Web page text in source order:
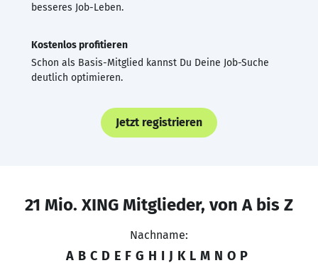
besseres Job-Leben.
Kostenlos profitieren
Schon als Basis-Mitglied kannst Du Deine Job-Suche
deutlich optimieren.
Jetzt registrieren
21 Mio. XING Mitglieder, von A bis Z
Nachname:
A B C D E F G H I J K L M N O P